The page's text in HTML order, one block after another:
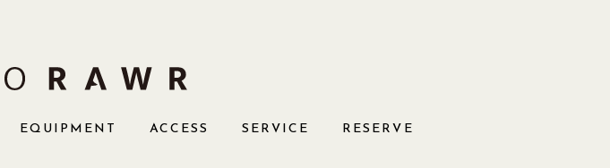
EQUIPMENT ACCESS SERVICE RESERVE